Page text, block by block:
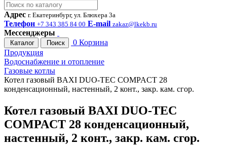
Адрес г. Екатеринбург, ул. Блюхера 3а
Телефон +7 343 385 84 00 E-mail zakaz@lkekb.ru
Мессенджеры
Каталог Поиск 0 Корзина
Продукция
Водоснабжение и отопление
Газовые котлы
Котел газовый BAXI DUO-TEC COMPACT 28
конденсационный, настенный, 2 конт., закр. кам. сгор.
Котел газовый BAXI DUO-TEC
COMPACT 28 конденсационный,
настенный, 2 конт., закр. кам. сгор.